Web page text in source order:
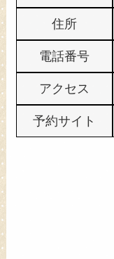
住所
電話番号
アクセス
予約サイト